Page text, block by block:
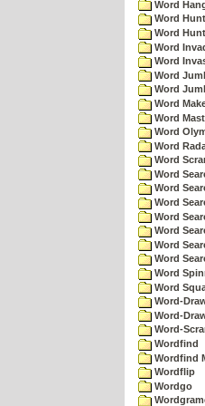
Word
Word
Word
Word
Word
Word
Word
Word
Word
Word
Word
Word
Word
Word
Word
Word
Word
Word
Word
Word
Word
Word-
Word-
Word-
Wordfind
Wordfind
Wordflip
Wordgo